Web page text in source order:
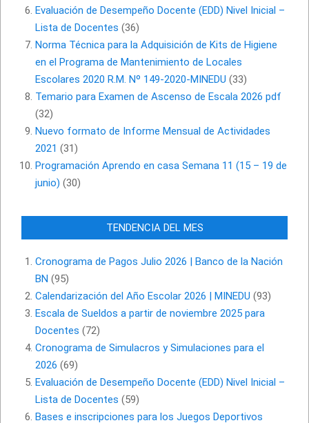
Evaluación de Desempeño Docente (EDD) Nivel Inicial –
Lista de Docentes (36)
Norma Técnica para la Adquisición de Kits de Higiene
en el Programa de Mantenimiento de Locales
Escolares 2020 R.M. Nº 149-2020-MINEDU (33)
Temario para Examen de Ascenso de Escala 2026 pdf
(32)
Nuevo formato de Informe Mensual de Actividades
2021 (31)
Programación Aprendo en casa Semana 11 (15 – 19 de
junio) (30)
TENDENCIA DEL MES
Cronograma de Pagos Julio 2026 | Banco de la Nación
BN (95)
Calendarización del Año Escolar 2026 | MINEDU (93)
Escala de Sueldos a partir de noviembre 2025 para
Docentes (72)
Cronograma de Simulacros y Simulaciones para el
2026 (69)
Evaluación de Desempeño Docente (EDD) Nivel Inicial –
Lista de Docentes (59)
Bases e inscripciones para los Juegos Deportivos